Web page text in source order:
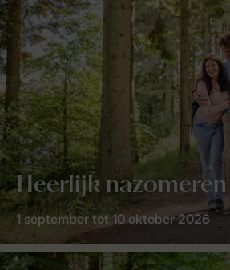
Heerlijk nazomeren
1 september tot 10 oktober 2026